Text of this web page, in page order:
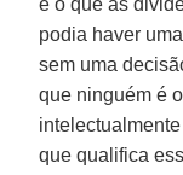
podia haver
sem uma
que ninguém é
que qualifica